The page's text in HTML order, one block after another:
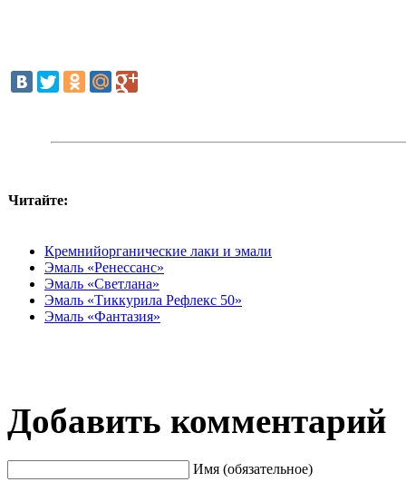
Читайте:
Кремнийорганические лаки и эмали
Эмаль «Ренессанс»
Эмаль «Светлана»
Эмаль «Тиккурила Рефлекс 50»
Эмаль «Фантазия»
Добавить комментарий
Имя (обязательное)